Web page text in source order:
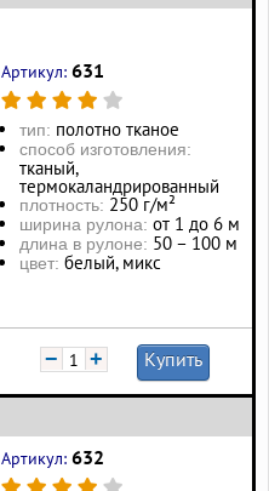
Артикул: 631
тип: полотно тканое
способ изготовления:
тканый,
термокаландрированный
плотность: 250 г/м²
ширина рулона: от 1 до 6 м
длина в рулоне: 50 – 100 м
цвет: белый, микс
− + Купить
Артикул: 632